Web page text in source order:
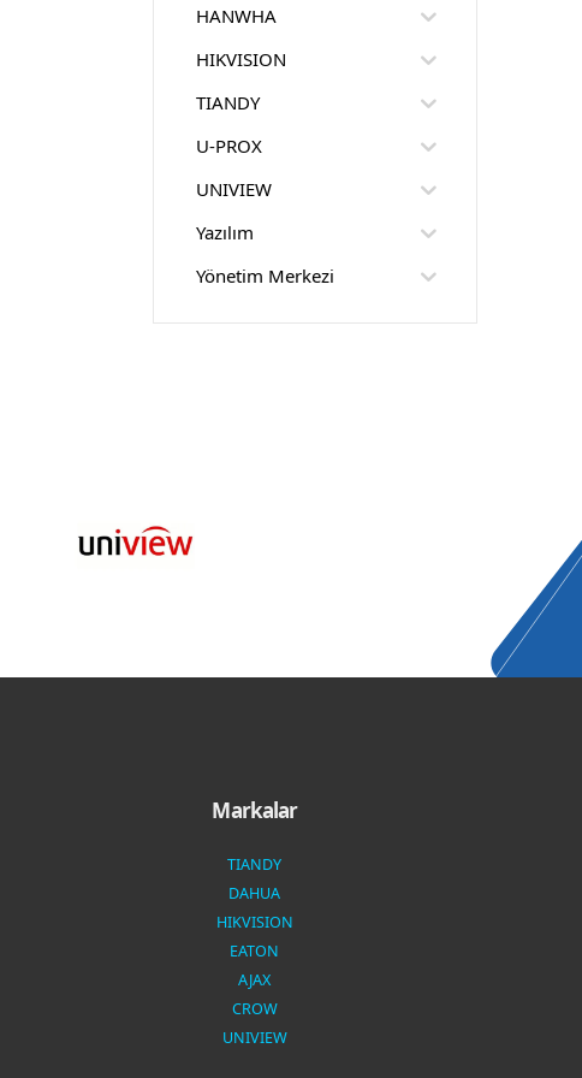
HANWHA
HIKVISION
TIANDY
U-PROX
UNIVIEW
Yazılım
Yönetim Merkezi
Markalar
TIANDY
DAHUA
HIKVISION
EATON
AJAX
CROW
UNIVIEW